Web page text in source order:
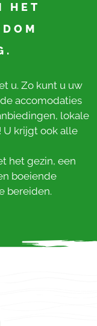
HET
u. Zo kunt u uw
accomodaties
lokale
krijgt ook alle
het gezin, een
boeiende
bereiden.